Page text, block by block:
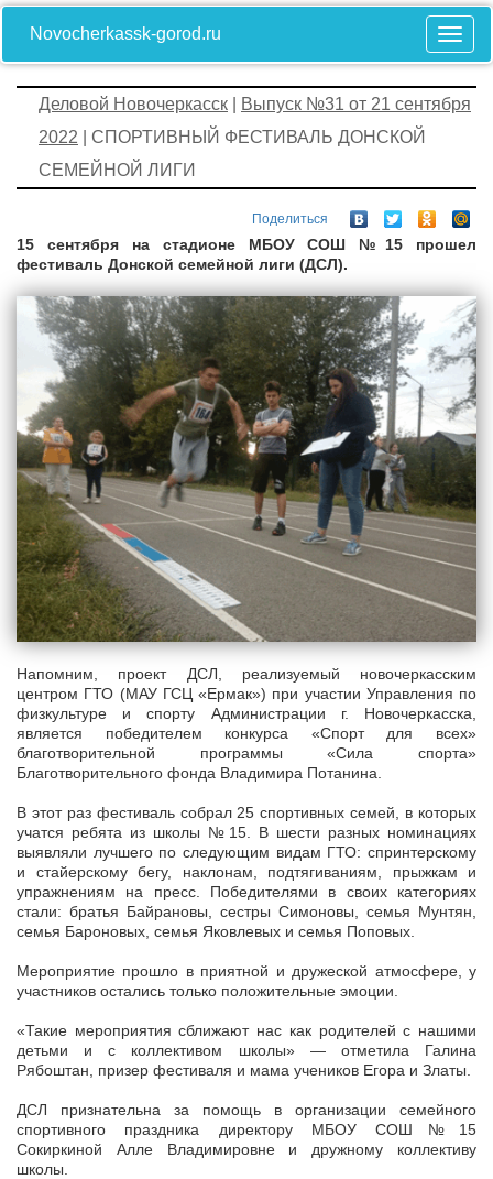
Novocherkassk-gorod.ru
Деловой Новочеркасск
Выпуск №31 от 21 сентября
2022 | СПОРТИВНЫЙ ФЕСТИВАЛЬ ДОНСКОЙ
СЕМЕЙНОЙ ЛИГИ
Поделиться
15 сентября на стадионе МБОУ СОШ №15 прошел
фестиваль Донской семейной лиги (ДСЛ).
Напомним, проект ДСЛ, реализуемый новочеркасским
центром ГТО (МАУ ГСЦ «Ермак») при участии Управления по
физкультуре и спорту Администрации г. Новочеркасска,
является победителем конкурса «Спорт для всех»
благотворительной программы «Сила спорта»
Благотворительного фонда Владимира Потанина.
В этот раз фестиваль собрал 25 спортивных семей, в которых
учатся ребята из школы №15. В шести разных номинациях
выявляли лучшего по следующим видам ГТО: спринтерскому
и стайерскому бегу, наклонам, подтягиваниям, прыжкам и
упражнениям на пресс. Победителями в своих категориях
стали: братья Байрановы, сестры Симоновы, семья Мунтян,
семья Бароновых, семья Яковлевых и семья Поповых.
Мероприятие прошло в приятной и дружеской атмосфере, у
участников остались только положительные эмоции.
«Такие мероприятия сближают нас как родителей с нашими
детьми и с коллективом школы» — отметила Галина
Рябоштан, призер фестиваля и мама учеников Егора и Златы.
ДСЛ признательна за помощь в организации семейного
спортивного праздника директору МБОУ СОШ№15
Сокиркиной Алле Владимировне и дружному коллективу
школы.